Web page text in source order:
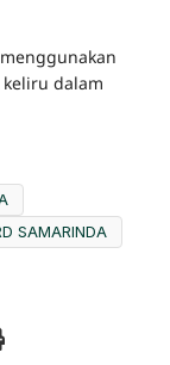
dalam
SAMARINDA